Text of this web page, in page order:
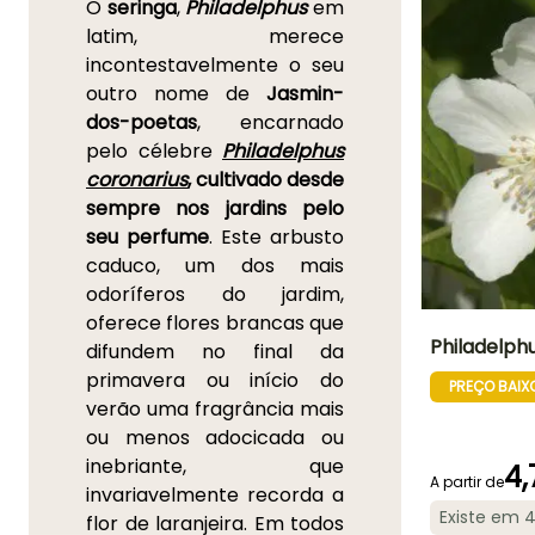
O seringa, Philadelphusem
latim, merece
incontestavelmente o seu
outro nome de Jasmin-
dos-poetas, encarnado
pelo célebre Philadelphus
coronarius, cultivado desde
sempre nos jardins pelo
seu perfume. Este arbusto
caduco, um dos mais
odoríferos do jardim,
oferece flores brancas que
difundem no final da
primavera ou início do
verão uma fragrância mais
ou menos adocicada ou
inebriante, que
invariavelmente recorda a
flor de laranjeira. Em todos
Altura à
maturidade
PREÇO
A partir de
Existe em